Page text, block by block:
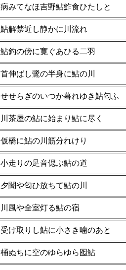
病みてなほ吉野鮎鮓食ひたしと
鮎解禁近し静かに川流れ
鮎釣の傍に寛ぐあひる二羽
首伸ばし鷺の半身に鮎の川
せせらぎのいつか暮れゆき鮎匂ふ
川茶屋の鮎に始まり鮎に尽く
仮橋に鮎の川筋分れけり
小走りの足音偲ぶ鮎の道
夕闇や匂ひ放ちて鮎の川
川風や全室灯る鮎の宿
受け取りし鮎に小さき噛のあと
桶ぬちに空のゆらゆら囮鮎